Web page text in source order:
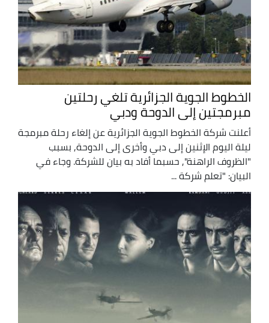
الخطوط الجوية الجزائرية تلغي رحلتين
مبرمجتين إلى الدوحة ودبي
أعلنت شركة الخطوط الجوية الجزائرية عن إلغاء رحلة مبرمجة
ليلة اليوم الإثنين إلى دبي وأخرى إلى الدوحة, بسبب
"الظروف الراهنة", حسبما أفاد به بيان للشركة. وجاء في
البيان: "تعلم شركة ...